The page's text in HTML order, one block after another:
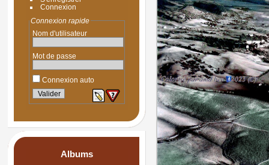
Connexion
Connexion rapide
Nom d'utilisateur
Mot de passe
Connexion auto
Albums